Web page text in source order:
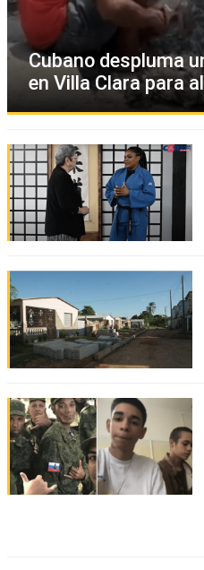
Cubano despluma
en Villa Clara para